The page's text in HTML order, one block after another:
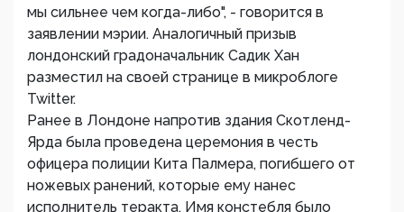
мы сильнее чем когда-либо", - говорится в
заявлении мэрии. Аналогичный призыв
лондонский градоначальник Садик Хан
разместил на своей странице в микроблоге
Twitter.
Ранее в Лондоне напротив здания Скотленд-
Ярда была проведена церемония в честь
офицера полиции Кита Палмера, погибшего от
ножевых ранений, которые ему нанес
исполнитель теракта. Имя констебля было